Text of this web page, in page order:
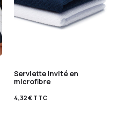
Serviette invité en
microfibre
4,32€TTC